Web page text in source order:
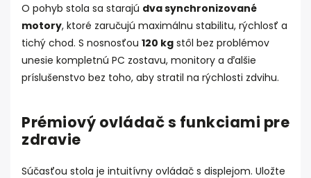
O pohyb stola sa starajú dva synchronizované
motory, ktoré zaručujú maximálnu stabilitu, rýchlosť a
tichý chod. S nosnosťou 120 kg stôl bez problémov
unesie kompletnú PC zostavu, monitory a ďalšie
príslušenstvo bez toho, aby stratil na rýchlosti zdvihu.
Prémiový ovládač s funkciami pre
zdravie
Súčasťou stola je intuitívny ovládač s displejom. Uložte